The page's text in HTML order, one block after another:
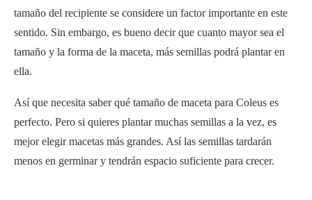
tamaño del recipiente se considere un factor importante en este
sentido. Sin embargo, es bueno decir que cuanto mayor sea el
tamaño y la forma de la maceta, más semillas podrá plantar en
ella.
Así que necesita saber qué tamaño de maceta para Coleus es
perfecto. Pero si quieres plantar muchas semillas a la vez, es
mejor elegir macetas más grandes. Así las semillas tardarán
menos en germinar y tendrán espacio suficiente para crecer.